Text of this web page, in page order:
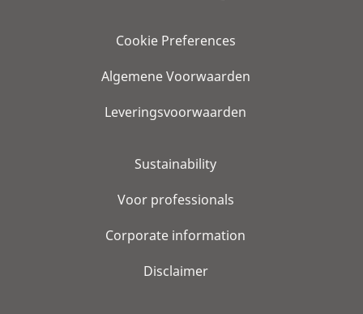
Cookie Preferences
Algemene Voorwaarden
Leveringsvoorwaarden
Sustainability
Voor professionals
Corporate information
Disclaimer